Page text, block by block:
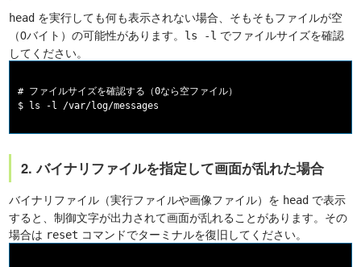
head を実行しても何も表示されない場合、そもそもファイルが空
（0バイト）の可能性があります。
ls -l でファイルサイズを確認
してください。
# ファイルサイズを確認する（0なら空ファイル）
2. バイナリファイルを指定して画面が乱れた場合
バイナリファイル（実行ファイルや画像ファイル）を head で表示
すると、制御文字が出力されて画面が乱れることがあります。その
場合は reset コマンドでターミナルを復旧してください。